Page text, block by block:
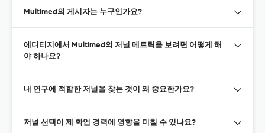
Multimed의 게시자는 누구인가요?
에디티지에서 Multimed의 저널 메트릭을 보려면 어떻게 해
야 하나요?
내 연구에 적합한 저널을 찾는 것이 왜 중요한가요?
저널 선택이 제 학업 경력에 영향을 미칠 수 있나요?